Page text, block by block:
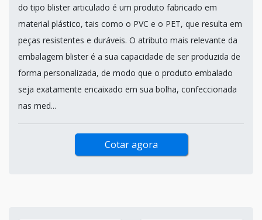
do tipo blister articulado é um produto fabricado em
material plástico, tais como o PVC e o PET, que resulta em
peças resistentes e duráveis. O atributo mais relevante da
embalagem blister é a sua capacidade de ser produzida de
forma personalizada, de modo que o produto embalado
seja exatamente encaixado em sua bolha, confeccionada
nas med...
Cotar agora